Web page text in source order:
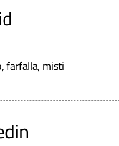
farfalla, misti